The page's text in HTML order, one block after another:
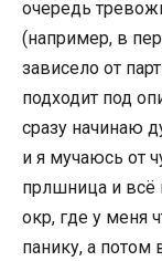
очередь
(например, в
зависело от
подходит под
сразу начинаю
и я мучаюсь от
прлшница и всё
окр, где у меня
панику, а потом